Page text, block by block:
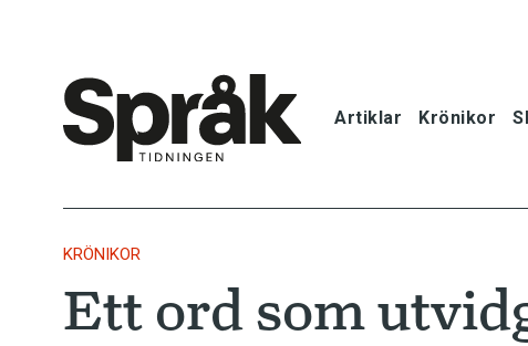
Artiklar Krönikor
Krönikor
KRÖNIKOR
Ett ord som